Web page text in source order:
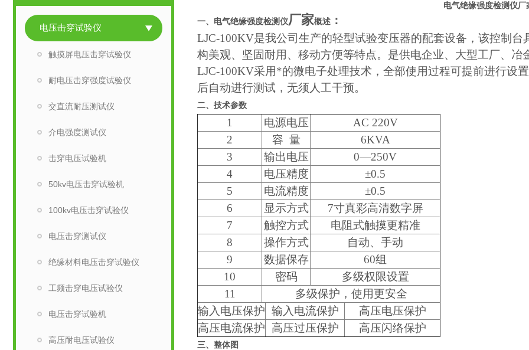
电压击穿试验仪
触摸屏电压击穿试验仪
耐电压击穿强度试验仪
交直流耐压测试仪
介电强度测试仪
击穿电压试验机
50kv电压击穿试验机
100kv电压击穿试验仪
电压击穿测试仪
绝缘材料电压击穿试验仪
工频击穿电压试验仪
电压击穿试验机
高压耐电压试验仪
电气绝缘强度检测仪厂
一、 电气绝缘强度检测仪厂家概述 ：
LJC-100KV是我公司生产的轻型试验变压器的配套设备，该控制
构美观、坚固耐用、移动方便等特点。是供电企业、大型工厂、
LJC-100KV采用*的微电子处理技术，全部使用过程可提前进行设
后自动进行测试，无须人工干预。
二、 技术参数
1 电源电压
AC 220V
2
容 量
6KVA
3
输出电压
0—250V
4
电压精度
±0.5
5
电流精度
±0.5
6
显示方式
7寸真彩高清数字屏
7
触控方式
电阻式触摸更精准
8
操作方式
自动、手动
9
数据保存
60组
10
密码
多级权限设置
11
多级保护，使用更安全
输入电压保护 输入电流保护
高压电压保护
高压电流保护
高压过压保护 高压闪络保护
三、整体图